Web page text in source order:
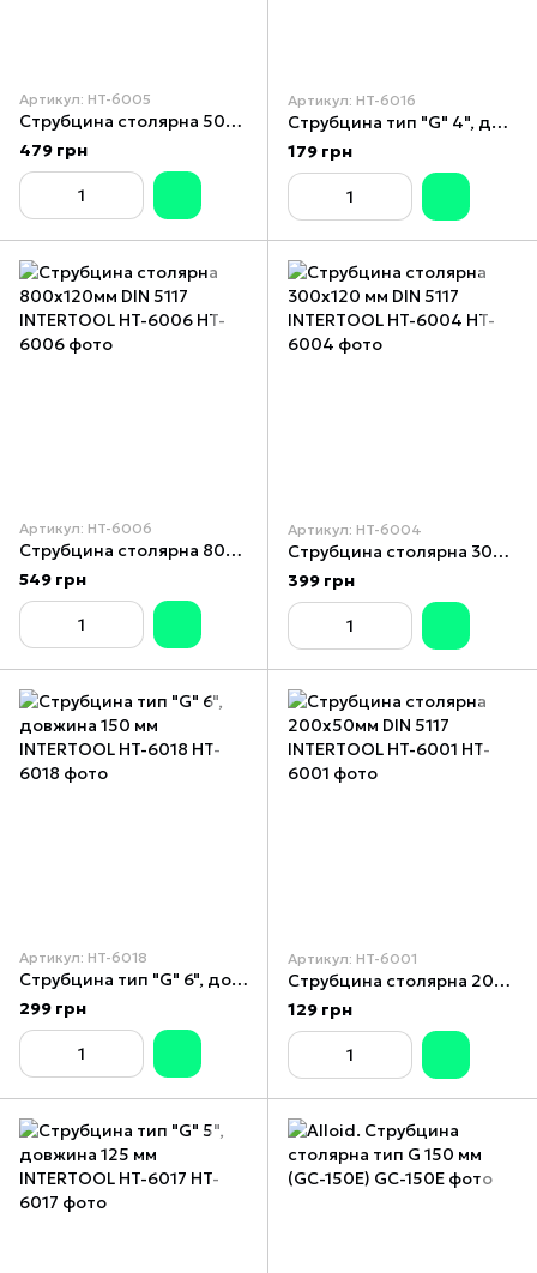
Артикул: HT-6005
Струбцина столярна 500х120мм DIN 5117 INTERTOOL HT-6005
479 грн
Артикул: HT-6016
Струбцина тип "G" 4", довжина 100 мм INTERTOOL HT-6016
179 грн
Артикул: HT-6006
Струбцина столярна 800х120мм DIN 5117 INTERTOOL HT-6006
549 грн
Артикул: HT-6004
Струбцина столярна 300x120 мм DIN 5117 INTERTOOL HT-6004
399 грн
Артикул: HT-6018
Струбцина тип "G" 6", довжина 150 мм INTERTOOL HT-6018
299 грн
Артикул: HT-6001
Струбцина столярна 200х50мм DIN 5117 INTERTOOL HT-6001
129 грн